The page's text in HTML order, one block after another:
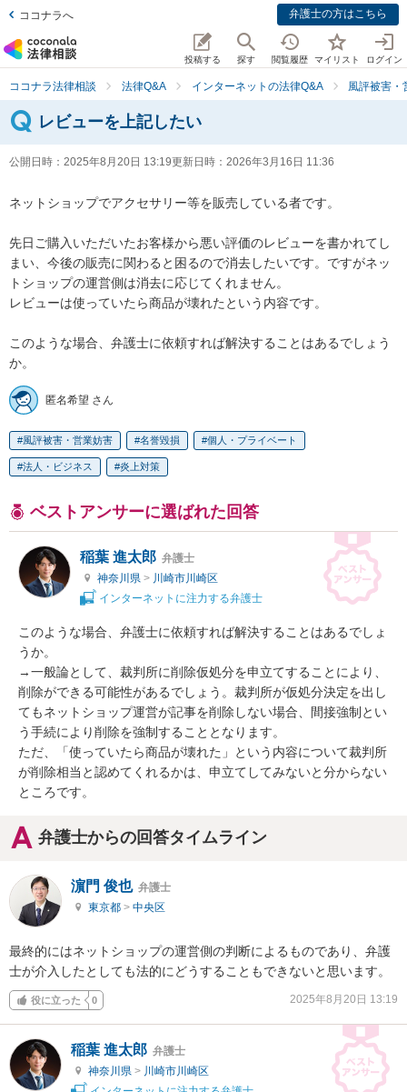
ココナラへ 弁護士の方はこちら
投稿する 探す 閲覧履歴 マイリスト ログイン
ココナラ法律相談 法律Q&A インターネットの法律Q&A 風評被害・
レビューを上記したい
公開日時： 2025年8月20日 13:19更新日時： 2026年3月16日 11:36
ネットショップでアクセサリー等を販売している者です。
先日ご購入いただいたお客様から悪い評価のレビューを書かれてし
まい、今後の販売に関わると困るので消去したいです。ですがネッ
トショップの運営側は消去に応じてくれません。
レビューは使っていたら商品が壊れたという内容です。
このような場合、弁護士に依頼すれば解決することはあるでしょう
か。
匿名希望 さん
風評被害・営業妨害 名誉毀損 個人・プライベート
法人・ビジネス 炎上対策
ベストアンサーに選ばれた回答
稲葉 進太郎 弁護士
神奈川県 > 川崎市川崎区
インターネットに注力する弁護士
このような場合、弁護士に依頼すれば解決することはあるでしょ
うか。
→一般論として、裁判所に削除仮処分を申立てすることにより、
削除ができる可能性があるでしょう。裁判所が仮処分決定を出し
てもネットショップ運営が記事を削除しない場合、間接強制とい
う手続により削除を強制することとなります。
ただ、「使っていたら商品が壊れた」という内容について裁判所
が削除相当と認めてくれるかは、申立てしてみないと分からない
ところです。
弁護士からの回答タイムライン
濵門 俊也 弁護士
東京都 > 中央区
最終的にはネットショップの運営側の判断によるものであり、弁護
士が介入したとしても法的にどうすることもできないと思います。
役に立った 0 2025年8月20日 13:19
稲葉 進太郎 弁護士
神奈川県 > 川崎市川崎区